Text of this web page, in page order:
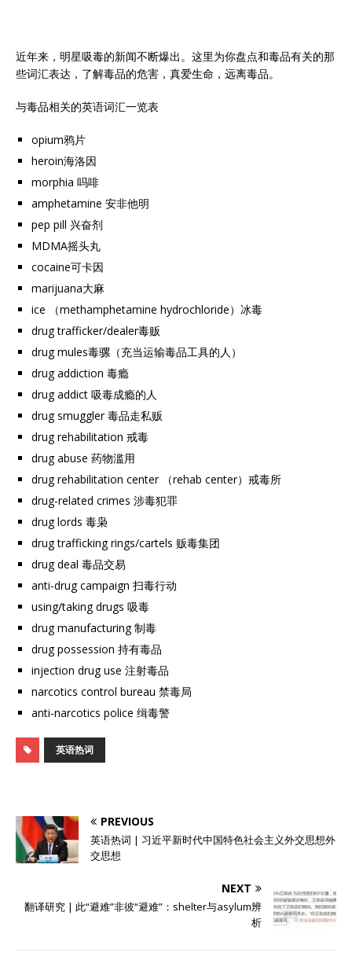
近年来，明星吸毒的新闻不断爆出。这里为你盘点和毒品有关的那
些词汇表达，了解毒品的危害，真爱生命，远离毒品。
与毒品相关的英语词汇一览表
opium鸦片
heroin海洛因
morphia 吗啡
amphetamine 安非他明
pep pill 兴奋剂
MDMA摇头丸
cocaine可卡因
marijuana大麻
ice （methamphetamine hydrochloride）冰毒
drug trafficker/dealer毒贩
drug mules毒骡（充当运输毒品工具的人）
drug addiction 毒瘾
drug addict 吸毒成瘾的人
drug smuggler 毒品走私贩
drug rehabilitation 戒毒
drug abuse 药物滥用
drug rehabilitation center （rehab center）戒毒所
drug-related crimes 涉毒犯罪
drug lords 毒枭
drug trafficking rings/cartels 贩毒集团
drug deal 毒品交易
anti-drug campaign 扫毒行动
using/taking drugs 吸毒
drug manufacturing 制毒
drug possession 持有毒品
injection drug use 注射毒品
narcotics control bureau 禁毒局
anti-narcotics police 缉毒警
英语热词
PREVIOUS
英语热词 | 习近平新时代中国特色社会主义外交思想外
交思想
NEXT
翻译研究 | 此“避难”非彼“避难”：shelter与asylum辨
析